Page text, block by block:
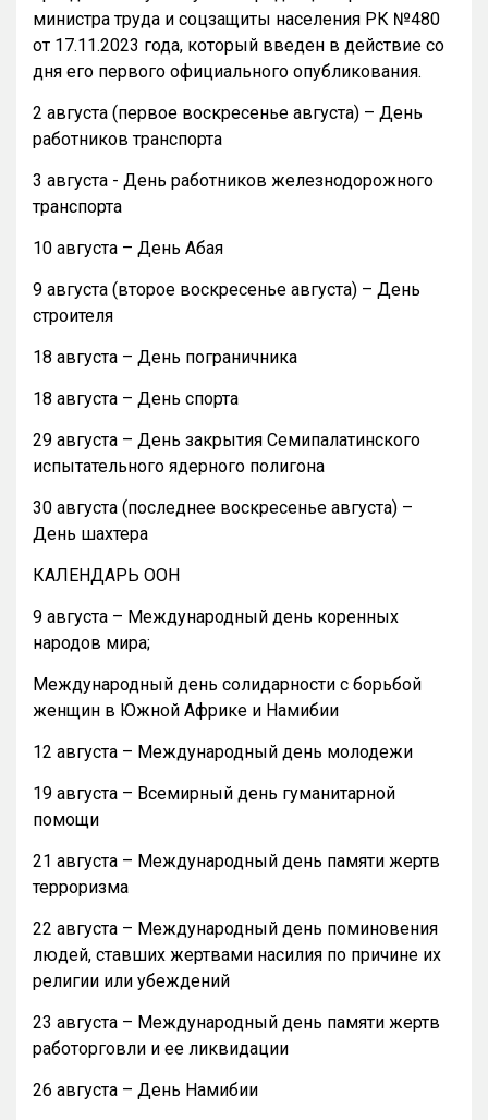
министра труда и соцзащиты населения РК №480
от 17.11.2023 года, который введен в действие со
дня его первого официального опубликования.
2 августа (первое воскресенье августа) – День
работников транспорта
3 августа - День работников железнодорожного
транспорта
10 августа – День Абая
9 августа (второе воскресенье августа) – День
строителя
18 августа – День пограничника
18 августа – День спорта
29 августа – День закрытия Семипалатинского
испытательного ядерного полигона
30 августа (последнее воскресенье августа) –
День шахтера
КАЛЕНДАРЬ ООН
9 августа – Международный день коренных
народов мира;
Международный день солидарности с борьбой
женщин в Южной Африке и Намибии
12 августа – Международный день молодежи
19 августа – Всемирный день гуманитарной
помощи
21 августа – Международный день памяти жертв
терроризма
22 августа – Международный день поминовения
людей, ставших жертвами насилия по причине их
религии или убеждений
23 августа – Международный день памяти жертв
работорговли и ее ликвидации
26 августа – День Намибии